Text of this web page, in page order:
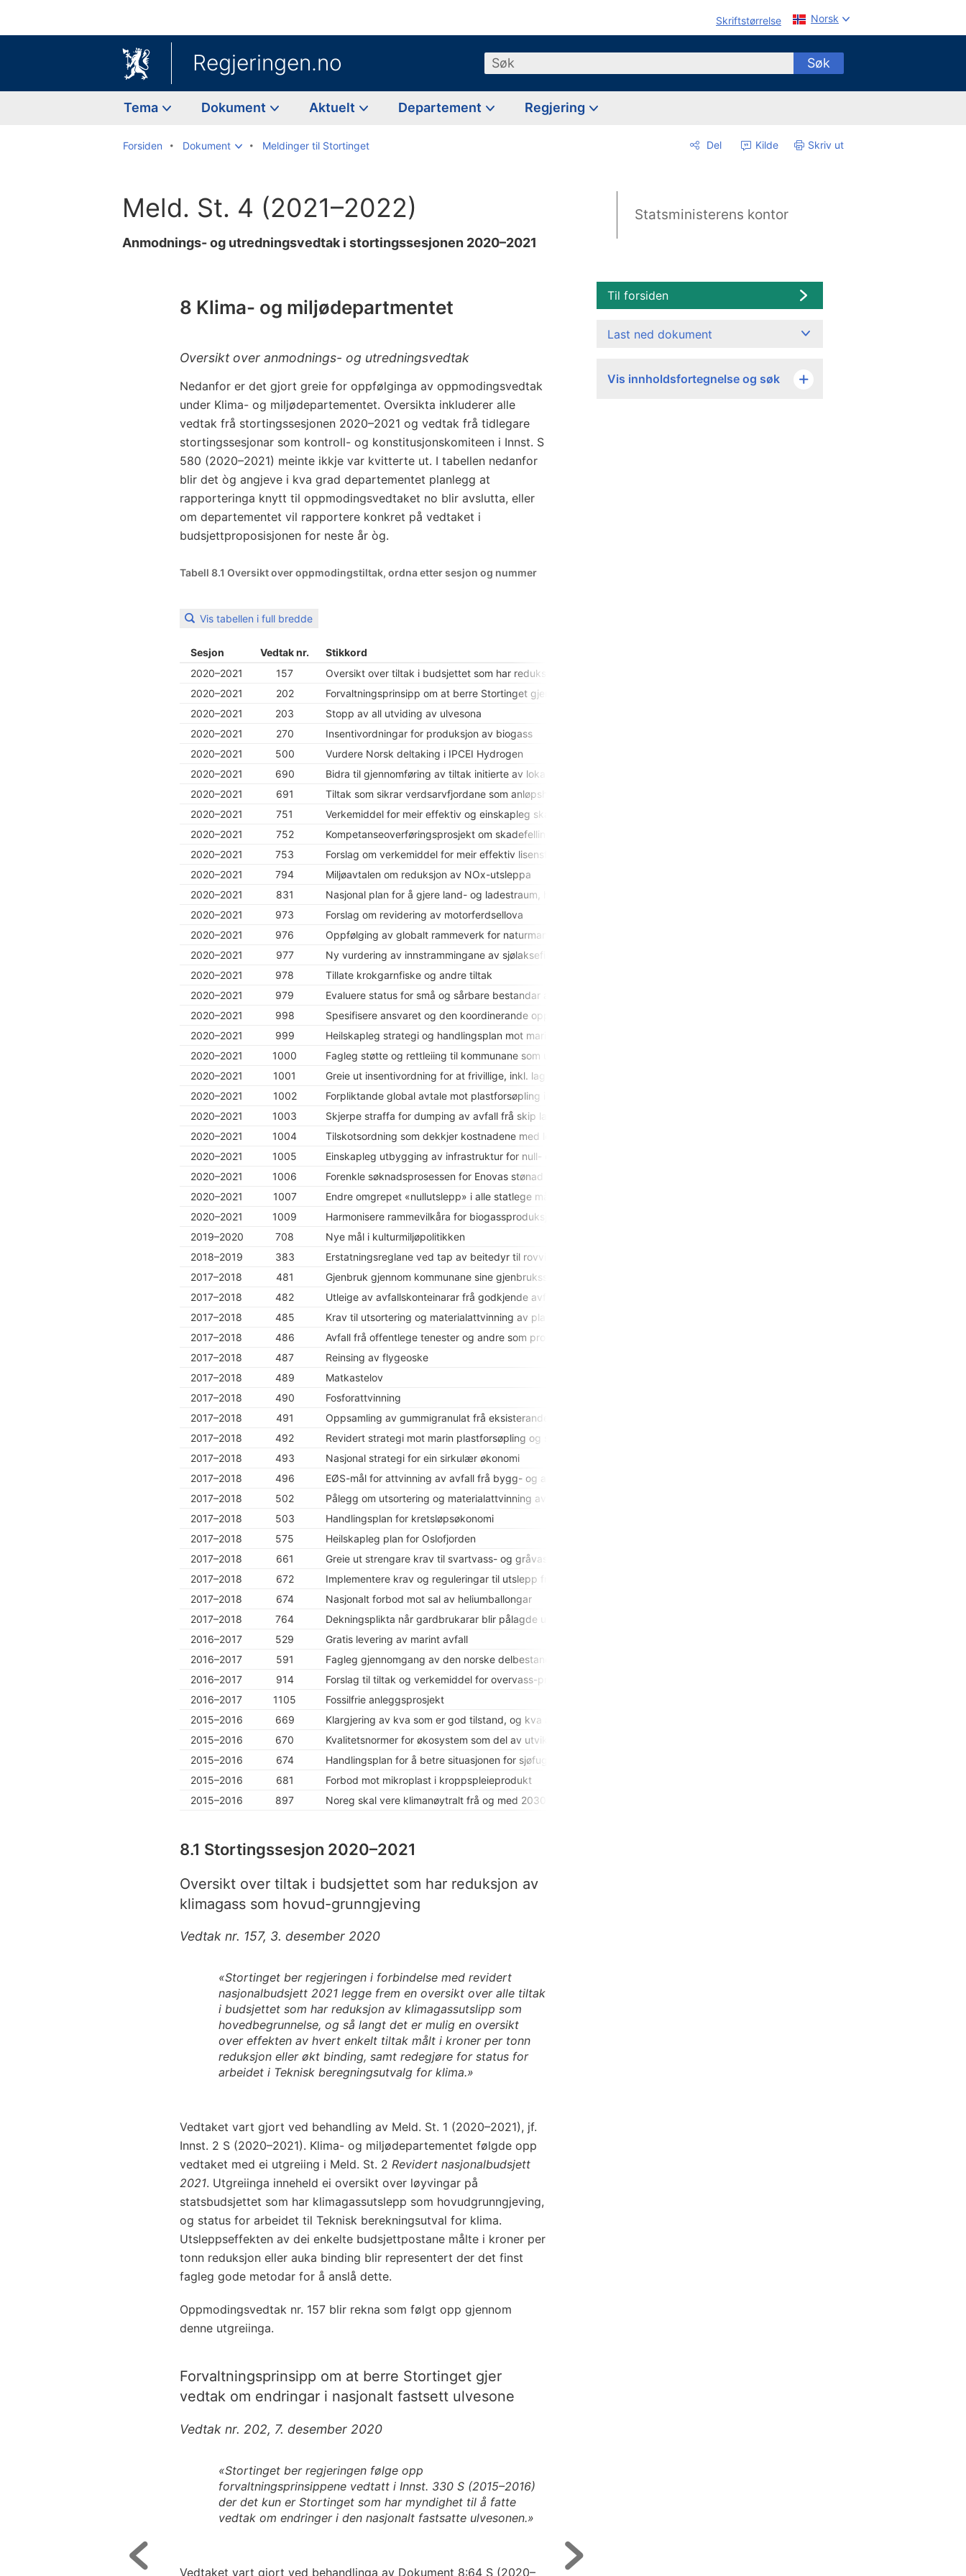
Skriftstørrelse Norsk
Regjeringen.no Søk Søk
Tema Dokument Aktuelt Departement Regjering
Forsiden Dokument Meldinger til Stortinget Del Kilde Skriv ut
Meld. St. 4 (2021–2022)
Anmodnings- og utredningsvedtak i stortingssesjonen 2020–2021
Statsministerens kontor
8 Klima- og miljødepartmentet
Oversikt over anmodnings- og utredningsvedtak
Nedanfor er det gjort greie for oppfølginga av oppmodingsvedtak
under Klima- og miljødepartementet. Oversikta inkluderer alle
vedtak frå stortingssesjonen 2020–2021 og vedtak frå tidlegare
stortingssesjonar som kontroll- og konstitusjonskomiteen i Innst. S
580 (2020–2021) meinte ikkje var kvitterte ut. I tabellen nedanfor
blir det òg angjeve i kva grad departementet planlegg at
rapporteringa knytt til oppmodingsvedtaket no blir avslutta, eller
om departementet vil rapportere konkret på vedtaket i
budsjettproposisjonen for neste år òg.
Tabell 8.1 Oversikt over oppmodingstiltak, ordna etter sesjon og nummer
Vis tabellen i full bredde
Sesjon Vedtak nr.
Stikkord
2020–2021
157
Oversikt over tiltak i budsjettet som har reduksjon av klimagass som hovudgrunngjeving
2020–2021
202
Forvaltningsprinsipp om at berre Stortinget gjer vedtak om endringar i nasjonalt fastsett ulvesone
2020–2021
203
Stopp av all utviding av ulvesona
2020–2021
270
Insentivordningar for produksjon av biogass
2020–2021
500
Vurdere Norsk deltaking i IPCEI Hydrogen
2020–2021
690
Bidra til gjennomføring av tiltak initierte av lokale og regionale styresmakter som reduserer utslepp i verdsarvfjordane
2020–2021
691
Tiltak som sikrar verdsarvfjordane som anløpshamn for cruisebåtar også etter 2026 – etablering av landstraum i Flåm mv.
2020–2021
751
Verkemiddel for meir effektiv og einskapleg skadefelling av rovvilt
2020–2021
752
Kompetanseoverføringsprosjekt om skadefelling
2020–2021
753
Forslag om verkemiddel for meir effektiv lisensfelling
2020–2021
794
Miljøavtalen om reduksjon av NOx-utsleppa
2020–2021
831
Nasjonal plan for å gjere land- og ladestraum, hydrogen, ammoniakk og andre grøne drivstoff tilgjengelege
2020–2021
973
Forslag om revidering av motorferdsellova
2020–2021
976
Oppfølging av globalt rammeverk for naturmangfald
2020–2021
977
Ny vurdering av innstrammingane av sjølaksefisket
2020–2021
978
Tillate krokgarnfiske og andre tiltak
2020–2021
979
Evaluere status for små og sårbare bestandar av villaks
2020–2021
998
Spesifisere ansvaret og den koordinerande oppgåva statsforvaltaren har i arbeidet mot marin forsøpling
2020–2021
999
Heilskapleg strategi og handlingsplan mot marin forsøpling
2020–2021
1000
Fagleg støtte og rettleiing til kommunane som utarbeider plasthandlingsplanar mot marin forsøpling
2020–2021
1001
Greie ut insentivordning for at frivillige, inkl. lag og organisasjonar, vil bidra til rydding av plast
2020–2021
1002
Forpliktande global avtale mot plastforsøpling i havet
2020–2021
1003
Skjerpe straffa for dumping av avfall frå skip langs norskekysten
2020–2021
1004
Tilskotsordning som dekkjer kostnadene med leveranse av avfall etter frivillige ryddeaksjonar
2020–2021
1005
Einskapleg utbygging av infrastruktur for null- og lågutsleppsteknologi. Enovas stønad til fyllestasjonar og tyngre køyretøy på biogass
2020–2021
1006
Forenkle søknadsprosessen for Enovas stønad til køyretøy som bruker biogass
2020–2021
1007
Endre omgrepet «nullutslepp» i alle statlege mål og planar til «nullutslepp og biogass»
2020–2021
1009
Harmonisere rammevilkåra for biogassproduksjon i Norden
2019–2020
708
Nye mål i kulturmiljøpolitikken
2018–2019
383
Erstatningsreglane ved tap av beitedyr til rovvilt og kompensasjonsordninga (FKT)
2017–2018
481
Gjenbruk gjennom kommunane sine gjenbruksstasjonar
2017–2018
482
Utleige av avfallskonteinarar frå godkjende avfallsselskap
2017–2018
485
Krav til utsortering og materialattvinning av plast og matavfall
2017–2018
486
Avfall frå offentlege tenester og andre som produserer avfall som liknar hushaldsavfall
2017–2018
487
Reinsing av flygeoske
2017–2018
489
Matkastelov
2017–2018
490
Fosforattvinning
2017–2018
491
Oppsamling av gummigranulat frå eksisterande og nye kunstgrasbanar
2017–2018
492
Revidert strategi mot marin plastforsøpling og spreiing av mikroplast
2017–2018
493
Nasjonal strategi for ein sirkulær økonomi
2017–2018
496
EØS-mål for attvinning av avfall frå bygg- og anleggs-næringa
2017–2018
502
Pålegg om utsortering og materialattvinning av plast- og matavfall
2017–2018
503
Handlingsplan for kretsløpsøkonomi
2017–2018
575
Heilskapleg plan for Oslofjorden
2017–2018
661
Greie ut strengare krav til svartvass- og gråvassutslepp frå cruiseskip
2017–2018
672
Implementere krav og reguleringar til utslepp frå cruiseskip og annan skipstrafikk i turistfjordar m.m.
2017–2018
674
Nasjonalt forbod mot sal av heliumballongar
2017–2018
764
Dekningsplikta når gardbrukarar blir pålagde under-søkingar
2016–2017
529
Gratis levering av marint avfall
2016–2017
591
Fagleg gjennomgang av den norske delbestanden av ulv
2016–2017
914
Forslag til tiltak og verkemiddel for overvass-problematikk
2016–2017
1105
Fossilfrie anleggsprosjekt
2015–2016
669
Klargjering av kva som er god tilstand, og kva areal som er å rekne som forringa økosystem
2015–2016
670
Kvalitetsnormer for økosystem som del av utviklinga av nye forvaltningsmål
2015–2016
674
Handlingsplan for å betre situasjonen for sjøfugl
2015–2016
681
Forbod mot mikroplast i kroppspleieprodukt
2015–2016
897 Noreg skal vere klimanøytralt frå og med 2030
8.1 Stortingssesjon 2020–2021
Oversikt over tiltak i budsjettet som har reduksjon av
klimagass som hovud-grunngjeving
Vedtak nr. 157, 3. desember 2020
«Stortinget ber regjeringen i forbindelse med revidert
nasjonalbudsjett 2021 legge frem en oversikt over alle tiltak
i budsjettet som har reduksjon av klimagassutslipp som
hovedbegrunnelse, og så langt det er mulig en oversikt
over effekten av hvert enkelt tiltak målt i kroner per tonn
reduksjon eller økt binding, samt redegjøre for status for
arbeidet i Teknisk beregningsutvalg for klima.»
Vedtaket vart gjort ved behandling av Meld. St. 1 (2020–2021), jf.
Innst. 2 S (2020–2021). Klima- og miljødepartementet følgde opp
vedtaket med ei utgreiing i Meld. St. 2 Revidert nasjonalbudsjett
2021. Utgreiinga inneheld ei oversikt over løyvingar på
statsbudsjettet som har klimagassutslepp som hovudgrunngjeving,
og status for arbeidet til Teknisk berekningsutval for klima.
Utsleppseffekten av dei enkelte budsjettpostane målte i kroner per
tonn reduksjon eller auka binding blir representert der det finst
fagleg gode metodar for å anslå dette.
Oppmodingsvedtak nr. 157 blir rekna som følgt opp gjennom
denne utgreiinga.
Forvaltningsprinsipp om at berre Stortinget gjer
vedtak om endringar i nasjonalt fastsett ulvesone
Vedtak nr. 202, 7. desember 2020
«Stortinget ber regjeringen følge opp
forvaltningsprinsippene vedtatt i Innst. 330 S (2015–2016)
der det kun er Stortinget som har myndighet til å fatte
vedtak om endringer i den nasjonalt fastsatte ulvesonen.»
Vedtaket vart gjort ved behandlinga av Dokument 8:64 S (2020–
Til forsiden
Last ned dokument
Vis innholdsfortegnelse og søk